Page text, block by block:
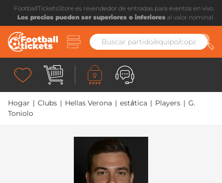
FootballTicketsStore es revendedor de entradas para eventos en vivo.
Los precios pueden ser superiores o inferiores al valor nominal.
Hogar | Clubs | Hellas Verona | estática | Players | G.
Toniolo